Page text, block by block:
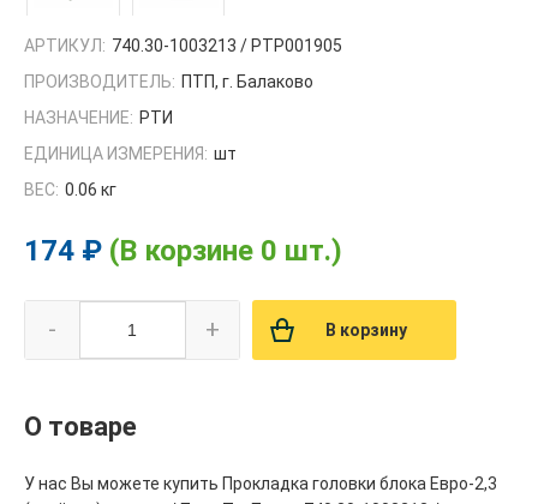
АРТИКУЛ: 740.30-1003213 / РТР001905
ПРОИЗВОДИТЕЛЬ: ПТП, г. Балаково
НАЗНАЧЕНИЕ: РТИ
ЕДИНИЦА ИЗМЕРЕНИЯ: шт
ВЕС: 0.06 кг
174 ₽ (В корзине 0 шт.)
- + В корзину
О товаре
У нас Вы можете купить Прокладка головки блока Евро-2,3